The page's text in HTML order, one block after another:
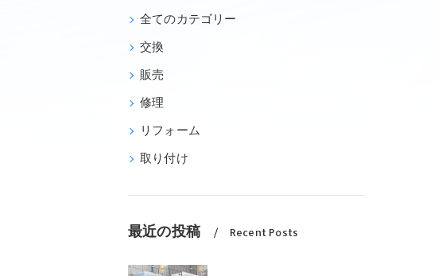
全てのカテゴリー
交換
販売
修理
リフォーム
取り付け
最近の投稿 Recent Posts